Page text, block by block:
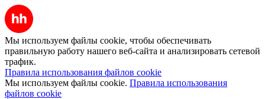
Мы используем файлы cookie, чтобы обеспечивать
правильную работу нашего веб-сайта и анализировать сетевой
трафик.
Правила использования файлов cookie
Мы используем файлы cookie. Правила использования
файлов cookie